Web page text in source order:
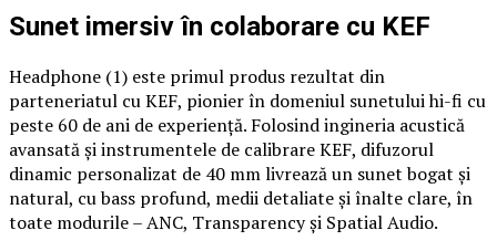
Sunet imersiv în colaborare cu KEF
Headphone (1) este primul produs rezultat din
parteneriatul cu KEF, pionier în domeniul sunetului hi-fi cu
peste 60 de ani de experiență. Folosind ingineria acustică
avansată și instrumentele de calibrare KEF, difuzorul
dinamic personalizat de 40 mm livrează un sunet bogat și
natural, cu bass profund, medii detaliate și înalte clare, în
toate modurile – ANC, Transparency și Spatial Audio.